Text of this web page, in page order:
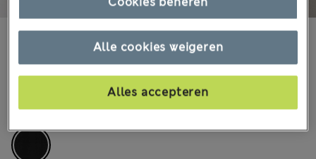
€41,00
Uitverkocht
Alle cookies weigeren
Alles accepteren